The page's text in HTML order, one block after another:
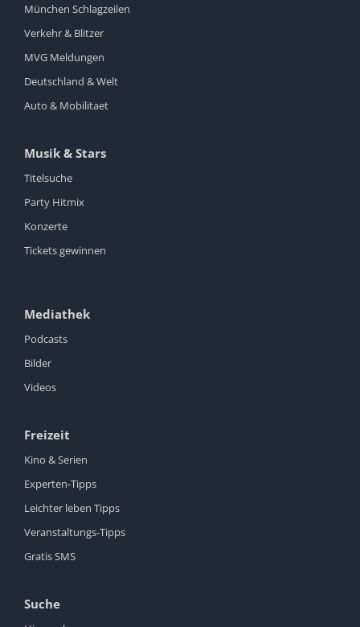
München Schlagzeilen
Verkehr & Blitzer
MVG Meldungen
Deutschland & Welt
Auto & Mobilitaet
Musik & Stars
Titelsuche
Party Hitmix
Konzerte
Tickets gewinnen
Mediathek
Podcasts
Bilder
Videos
Freizeit
Kino & Serien
Experten-Tipps
Leichter leben Tipps
Veranstaltungs-Tipps
Gratis SMS
Suche